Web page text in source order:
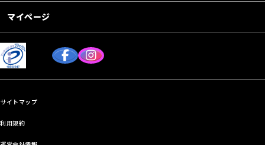
マイページ
サイトマップ
利用規約